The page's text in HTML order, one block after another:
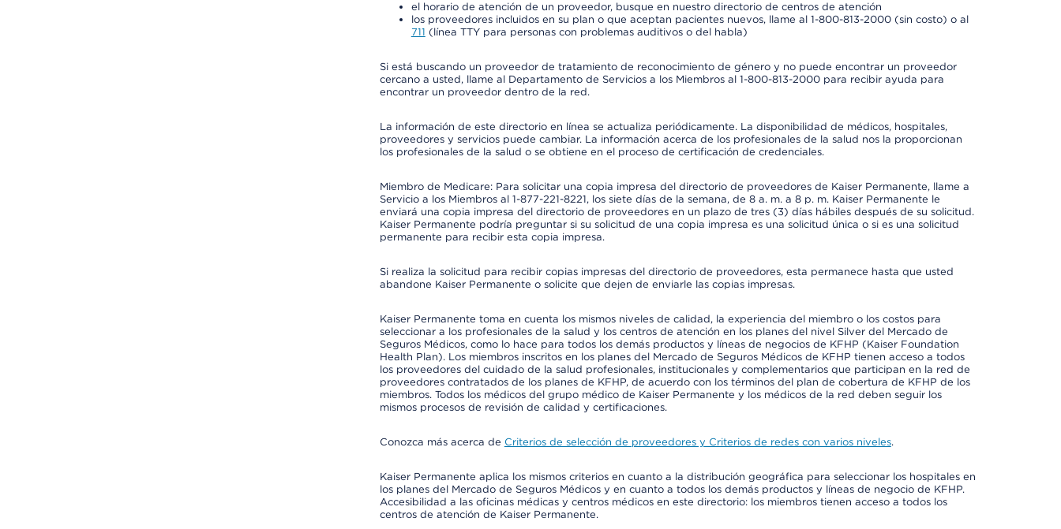
el horario de atención de un proveedor, busque en nuestro directorio de centros de atención
los proveedores incluidos en su plan o que aceptan pacientes nuevos, llame al 1-800-813-2000 (sin costo) o al
711 (línea TTY para personas con problemas auditivos o del habla)
Si está buscando un proveedor de tratamiento de reconocimiento de género y no puede encontrar un proveedor
cercano a usted, llame al Departamento de Servicios a los Miembros al 1-800-813-2000 para recibir ayuda para
encontrar un proveedor dentro de la red.
La información de este directorio en línea se actualiza periódicamente. La disponibilidad de médicos, hospitales,
proveedores y servicios puede cambiar. La información acerca de los profesionales de la salud nos la proporcionan
los profesionales de la salud o se obtiene en el proceso de certificación de credenciales.
Miembro de Medicare: Para solicitar una copia impresa del directorio de proveedores de Kaiser Permanente, llame a
Servicio a los Miembros al 1-877-221-8221, los siete días de la semana, de 8 a. m. a 8 p. m. Kaiser Permanente le
enviará una copia impresa del directorio de proveedores en un plazo de tres (3) días hábiles después de su solicitud.
Kaiser Permanente podría preguntar si su solicitud de una copia impresa es una solicitud única o si es una solicitud
permanente para recibir esta copia impresa.
Si realiza la solicitud para recibir copias impresas del directorio de proveedores, esta permanece hasta que usted
abandone Kaiser Permanente o solicite que dejen de enviarle las copias impresas.
Kaiser Permanente toma en cuenta los mismos niveles de calidad, la experiencia del miembro o los costos para
seleccionar a los profesionales de la salud y los centros de atención en los planes del nivel Silver del Mercado de
Seguros Médicos, como lo hace para todos los demás productos y líneas de negocios de KFHP (Kaiser Foundation
Health Plan). Los miembros inscritos en los planes del Mercado de Seguros Médicos de KFHP tienen acceso a todos
los proveedores del cuidado de la salud profesionales, institucionales y complementarios que participan en la red de
proveedores contratados de los planes de KFHP, de acuerdo con los términos del plan de cobertura de KFHP de los
miembros. Todos los médicos del grupo médico de Kaiser Permanente y los médicos de la red deben seguir los
mismos procesos de revisión de calidad y certificaciones.
Conozca más acerca de Criterios de selección de proveedores y Criterios de redes con varios niveles.
Kaiser Permanente aplica los mismos criterios en cuanto a la distribución geográfica para seleccionar los hospitales en
los planes del Mercado de Seguros Médicos y en cuanto a todos los demás productos y líneas de negocio de KFHP.
Accesibilidad a las oficinas médicas y centros médicos en este directorio: los miembros tienen acceso a todos los
centros de atención de Kaiser Permanente.